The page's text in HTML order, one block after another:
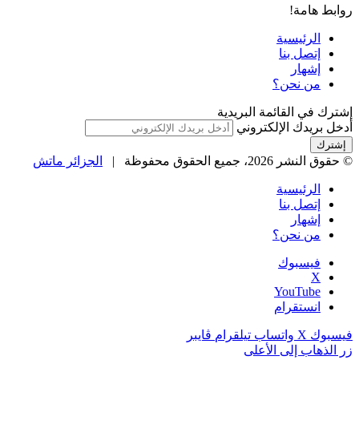
روابط هامة!
الرئيسية
إتصل بنا
إشهار
من نحن؟
إشترك في القائمة البريدية
أدخل بريدك الإلكتروني
© حقوق النشر 2026، جميع الحقوق محفوظة | الجزائر ماتش
الرئيسية
إتصل بنا
إشهار
من نحن؟
فيسبوك
‫X
‫YouTube
انستقرام
فيسبوك ‫X واتساب تيلقرام ڤايبر
زر الذهاب إلى الأعلى